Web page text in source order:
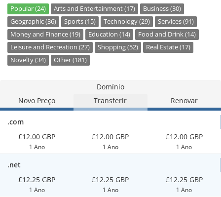
Popular (24) Arts and Entertainment (17)
Business (30)
Geographic (36)
Sports (15) Technology (29)
Services (91)
Money and Finance (19)
Education (14)
Food and Drink (14)
Leisure and Recreation (27)
Shopping (52)
Real Estate (17)
Novelty (34)
Other (181)
Domínio
Novo Preço
Transferir Renovar
.com
£12.00 GBP
1 Ano
£12.00 GBP
1 Ano
£12.00 GBP
1 Ano
.net
£12.25 GBP
1 Ano
£12.25 GBP
1 Ano
£12.25 GBP
1 Ano